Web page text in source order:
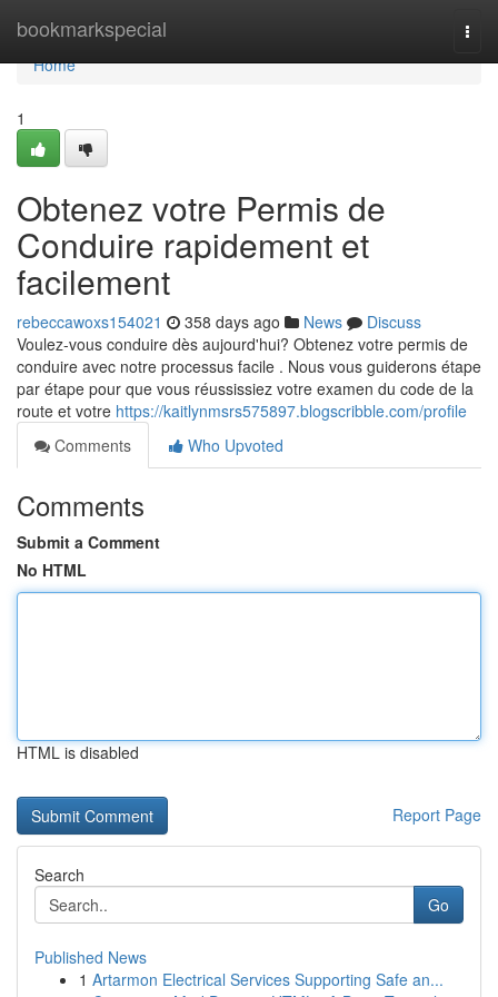
bookmarkspecial
Home
Home
1
Obtenez votre Permis de
Conduire rapidement et
facilement
rebeccawoxs154021 358 days ago News
Discuss
Voulez-vous conduire dès aujourd'hui? Obtenez votre permis de
conduire avec notre processus facile . Nous vous guiderons étape
par étape pour que vous réussissiez votre examen du code de la
route et votre https://kaitlynmsrs575897.blogscribble.com/profile
Comments
Who Upvoted
Comments
Submit a Comment
No HTML
HTML is disabled
Report Page
Search
Go
Published News
1 Artarmon Electrical Services Supporting Safe an...